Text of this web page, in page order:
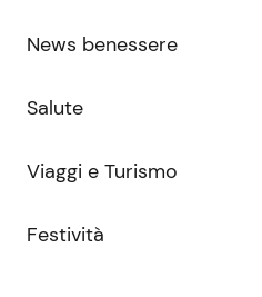
News benessere
Salute
Viaggi e Turismo
Festività